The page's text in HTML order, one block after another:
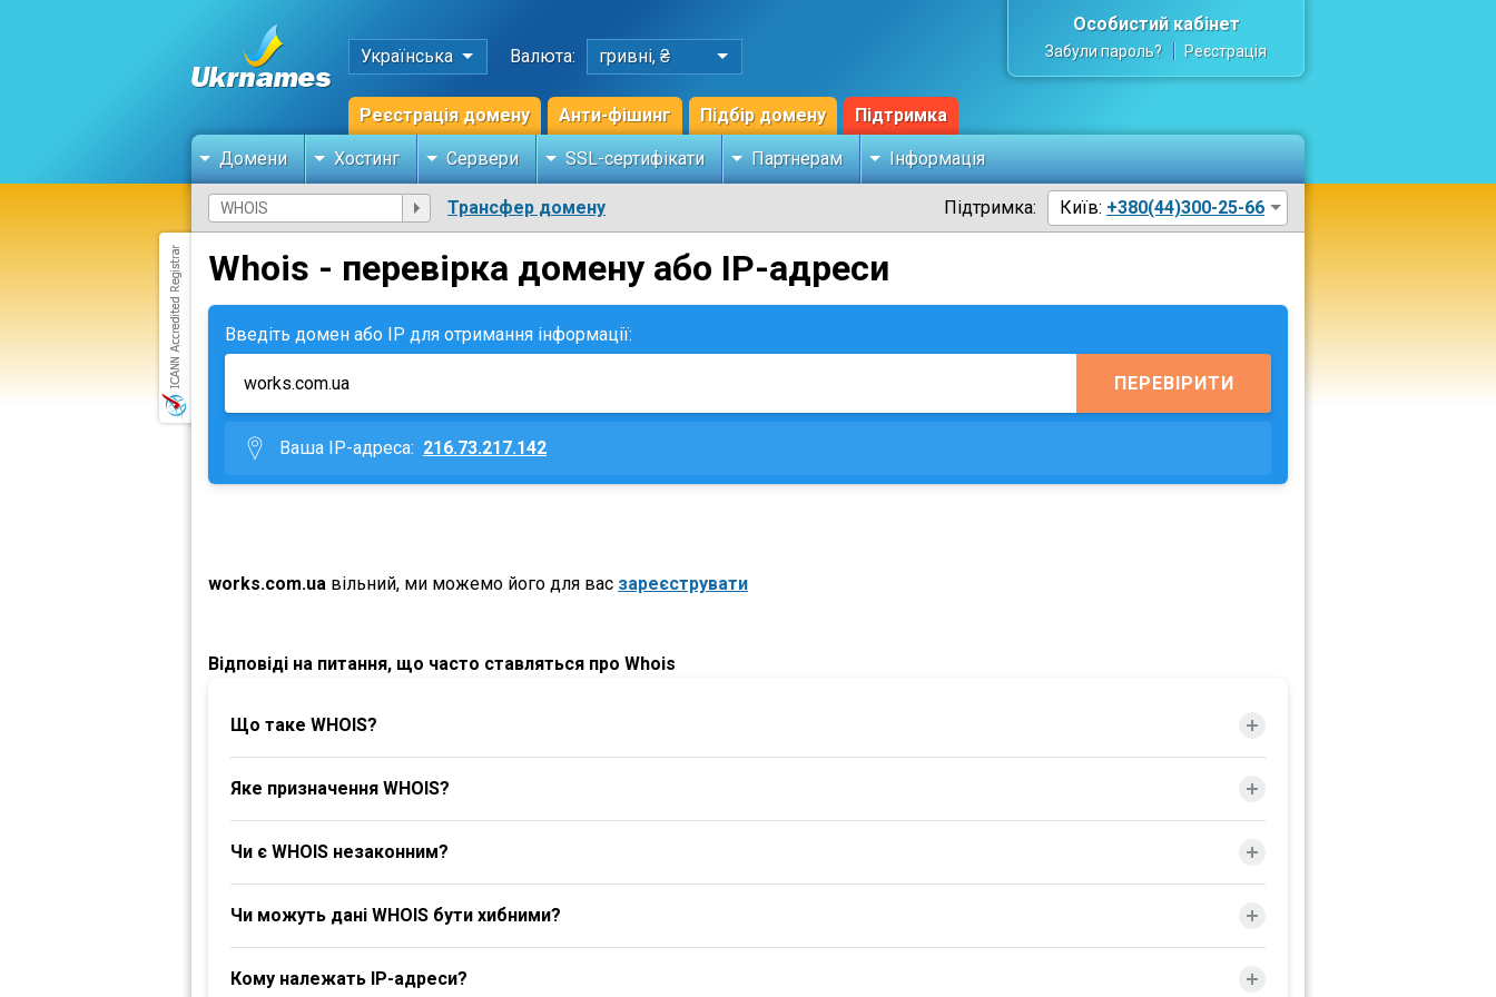
Українська Валюта: гривні, ₴
Реєстрація домену Анти-фішинг Підбір домену Підтримка
Особистий кабінет
Забули пароль? Реєстрація
Домени Хостинг Сервери SSL-сертифікати Партнерам Інформація
Трансфер домену Підтримка: Київ: +380(44)300-25-66
Whois - перевірка домену або IP-адреси
Введіть домен або IP для отримання інформації:
ПЕРЕВІРИТИ
Ваша IP-адреса: 216.73.217.142
works.com.ua вільний, ми можемо його для вас зареєструвати
Відповіді на питання, що часто ставляться про Whois
Що таке WHOIS?
Яке призначення WHOIS?
Чи є WHOIS незаконним?
Чи можуть дані WHOIS бути хибними?
Кому належать IP-адреси?